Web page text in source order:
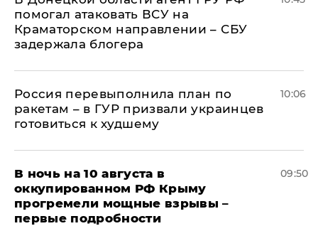
помогал атаковать ВСУ на
Краматорском направлении – СБУ
задержала блогера
Россия перевыполнила план по
ракетам – в ГУР призвали украинцев
готовиться к худшему
10:06
В ночь на 10 августа в
оккупированном РФ Крыму
прогремели мощные взрывы –
первые подробности
09:50